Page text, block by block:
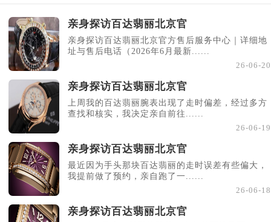
亲身探访百达翡丽北京官
亲身探访百达翡丽北京官方售后服务中心｜详细地
址与售后电话（2026年6月最新......
26-06-20
亲身探访百达翡丽北京官
上周我的百达翡丽腕表出现了走时偏差，经过多方
查找和核实，我决定亲自前往......
26-06-19
亲身探访百达翡丽北京官
最近因为手头那块百达翡丽的走时误差有些偏大，
我提前做了预约，亲自跑了一......
26-06-18
亲身探访百达翡丽北京官